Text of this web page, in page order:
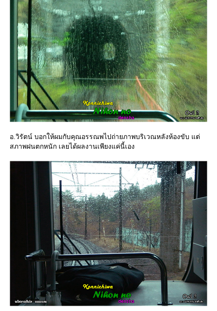
อ.วิรัตน์ บอกให้ผมกับคุณอรรณพไปถ่ายภาพบริเวณหลังห้องขับ แต่
สภาพฝนตกหนัก เลยได้ผลงานเพียงแค่นี้เอง